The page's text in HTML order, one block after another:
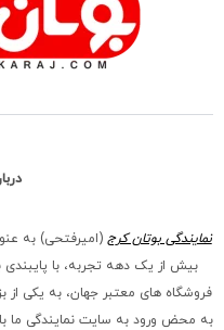
نمایندگی بوتان کرج (امیرفتحی) به
بیش از یک دهه تجربه، با پایبندی
فروشگاه‌ های معتبر جهان، به یکی از
به محض ورود به سایت نمایندگی ما